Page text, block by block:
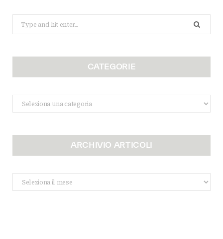
for:
CATEGORIE
Categorie
ARCHIVIO ARTICOLI
Archivio
Articoli